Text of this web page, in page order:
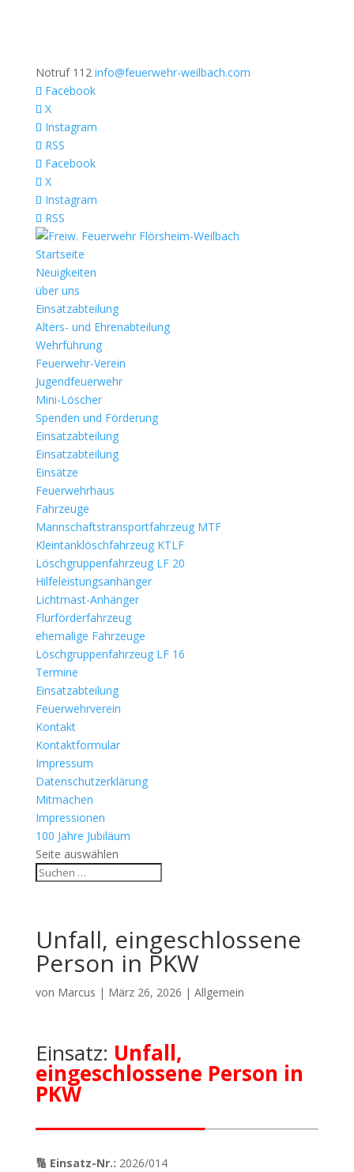
Notruf 112 info@feuerwehr-weilbach.com
Facebook
X
Instagram
RSS
Facebook
X
Instagram
RSS
Startseite
Neuigkeiten
über uns
Einsatzabteilung
Alters- und Ehrenabteilung
Wehrführung
Feuerwehr-Verein
Jugendfeuerwehr
Mini-Löscher
Spenden und Förderung
Einsatzabteilung
Einsatzabteilung
Einsätze
Feuerwehrhaus
Fahrzeuge
Mannschaftstransportfahrzeug MTF
Kleintanklöschfahrzeug KTLF
Löschgruppenfahrzeug LF 20
Hilfeleistungsanhänger
Lichtmast-Anhänger
Flurförderfahrzeug
ehemalige Fahrzeuge
Löschgruppenfahrzeug LF 16
Termine
Einsatzabteilung
Feuerwehrverein
Kontakt
Kontaktformular
Impressum
Datenschutzerklärung
Mitmachen
Impressionen
100 Jahre Jubiläum
Seite auswählen
Unfall, eingeschlossene
Person in PKW
von Marcus | März 26, 2026 | Allgemein
Einsatz: Unfall,
eingeschlossene Person in
PKW
🔢 Einsatz-Nr.: 2026/014